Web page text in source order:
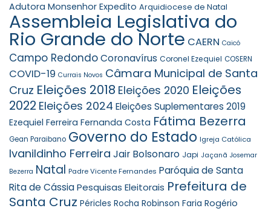
Adutora Monsenhor Expedito Arquidiocese de Natal
Assembleia Legislativa do
Rio Grande do Norte CAERN Caicó
Campo RedondoCoronavírus Coronel Ezequiel COSERN
COVID-19 Currais Novos Câmara Municipal de Santa
Cruz Eleições 2018 Eleições 2020 Eleições
2022 Eleições 2024 Eleições Suplementares 2019
Ezequiel Ferreira Fernanda Costa Fátima Bezerra
Gean Paraibano Governo do Estado Igreja Católica
Ivanildinho Ferreira Jair Bolsonaro Japi Jaçanã Josemar
Bezerra Natal Padre Vicente Fernandes Paróquia de Santa
Rita de CássiaPesquisas Eleitorais Prefeitura de
Santa Cruz Péricles Rocha Robinson Faria Rogério